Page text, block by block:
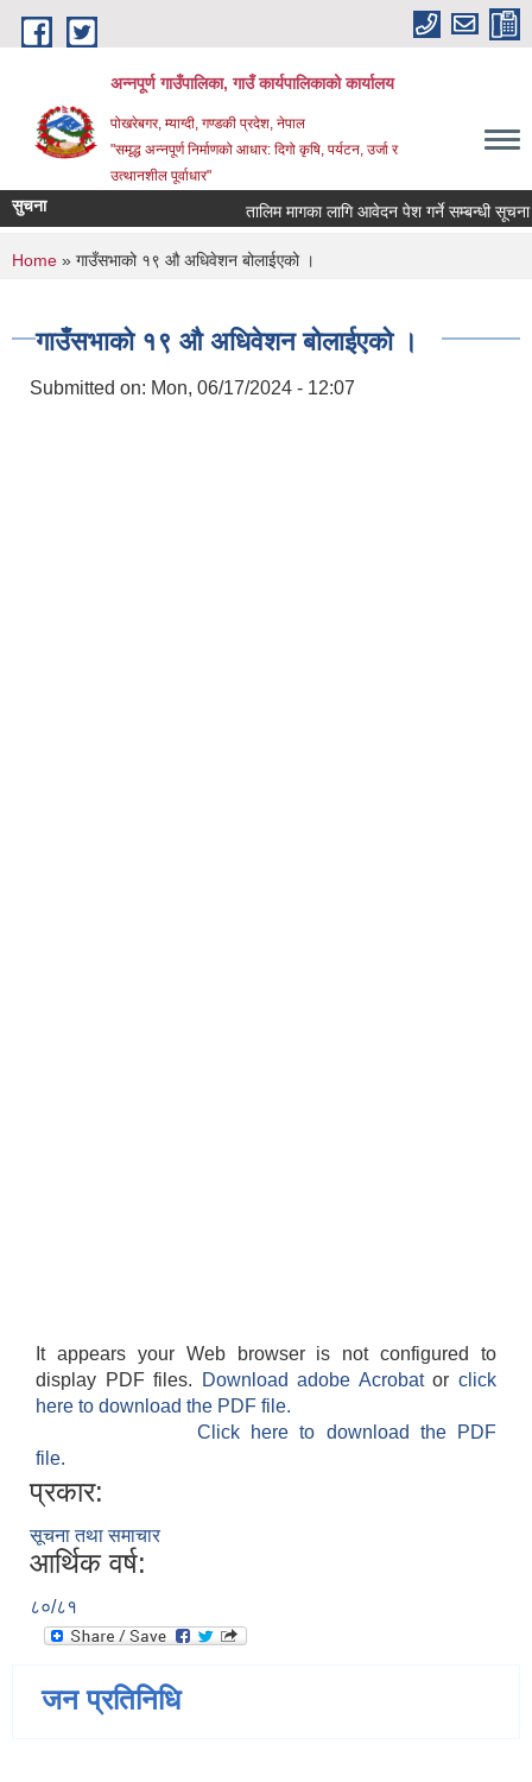
Skip to main content
अन्‍नपूर्ण गाउँपालिका, गाउँ कार्यपालिकाको कार्यालय
पोखरेबगर, म्याग्दी, गण्डकी प्रदेश, नेपाल
"समृद्ध अन्‍नपूर्ण निर्माणको आधार: दिगो कृषि, पर्यटन, उर्जा र
उत्थानशील पूर्वाधार"
सुचना तालिम मागका लागि आवेदन पेश गर्ने सम्बन्धी सूचना ।।
You are here
Home » गाउँसभाको १९ औ अधिवेशन बोलाईएको ।
गाउँसभाको १९ औ अधिवेशन बोलाईएको ।
Submitted on: Mon, 06/17/2024 - 12:07
It appears your Web browser is not configured to
display PDF files.
Download adobe Acrobatorclick
here to download the PDF file.
Click here to download the PDF
file.
प्रकार:
सूचना तथा समाचार
आर्थिक वर्ष:
८०/८१
जन प्रतिनिधि